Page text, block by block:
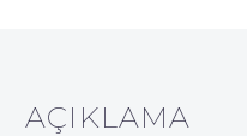
AÇIKLAMA